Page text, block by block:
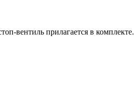
вентиль прилагается в комплекте.